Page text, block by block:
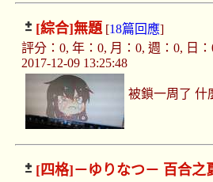
[綜合]無題[18篇回應]
評分：0, 年：0, 月：0, 週：0, 日
2017-12-09 13:25:48
被鎖一周了 什
[四格]－ゆりなつ－ 百合之